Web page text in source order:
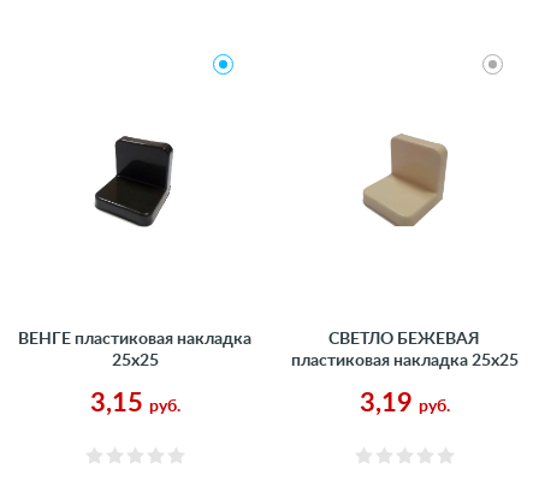
ВЕНГЕ пластиковая накладка
25х25
3,15 руб.
СВЕТЛО БЕЖЕВАЯ
пластиковая накладка 25х25
3,19 руб.